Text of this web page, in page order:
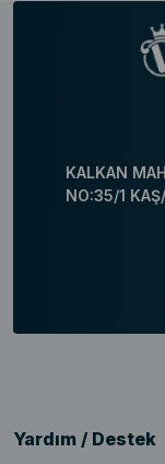
KALKAN
NO:35/1
Yardım / Destek